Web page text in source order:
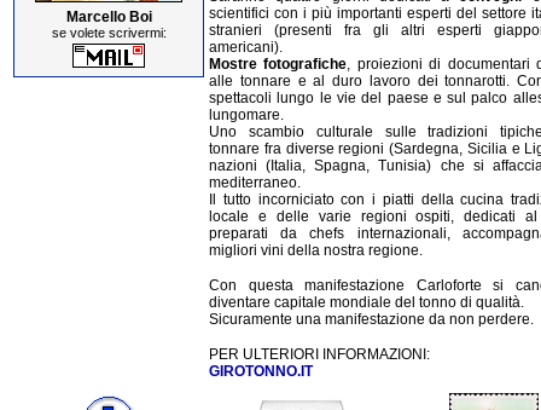
Marcello Boi
se volete scrivermi:
scientifici con i più importanti esperti del settore
stranieri (presenti fra gli altri esperti
americani).
Mostre fotografiche , proiezioni di documentari
alle tonnare e al duro lavoro dei tonnarotti.
spettacoli lungo le vie del paese e sul palco
lungomare.
Uno scambio culturale sulle tradizioni
tonnare fra diverse regioni (Sardegna, Sicilia e
nazioni (Italia, Spagna, Tunisia) che si
mediterraneo.
Il tutto incorniciato con i piatti della cucina
locale e delle varie regioni ospiti, dedicati al
preparati da chefs internazionali,
migliori vini della nostra regione.
Con questa manifestazione Carloforte si
diventare capitale mondiale del tonno di qualità.
Sicuramente una manifestazione da non perdere.
PER ULTERIORI INFORMAZIONI:
GIROTONNO.IT